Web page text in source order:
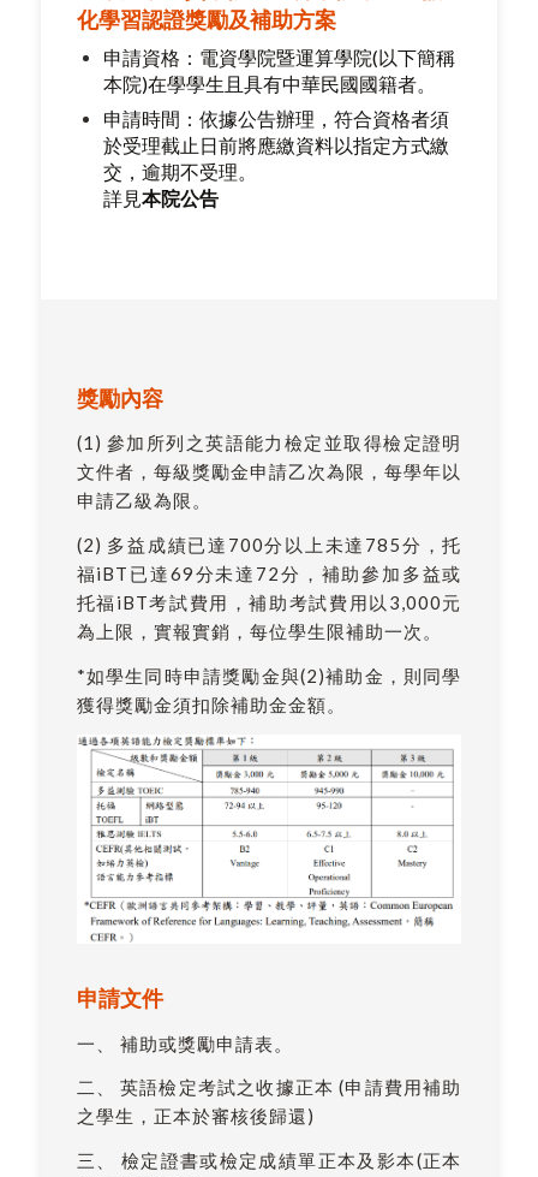
化學習認證獎勵及補助方案
申請資格：電資學院暨運算學院(以下簡稱
本院)在學學生且具有中華民國國籍者。
申請時間：依據公告辦理，符合資格者須
於受理截止日前將應繳資料以指定方式繳
交，逾期不受理。
詳見本院公告
獎勵內容
(1) 參加所列之英語能力檢定並取得檢定證明
文件者，每級獎勵金申請乙次為限，每學年以
申請乙級為限。
(2) 多益成績已達700分以上未達785分，托
福iBT已達69分未達72分，補助參加多益或
托福iBT考試費用，補助考試費用以3,000元
為上限，實報實銷，每位學生限補助一次。
*如學生同時申請獎勵金與(2)補助金，則同學
獲得獎勵金須扣除補助金金額。
申請文件
一、 補助或獎勵申請表。
二、 英語檢定考試之收據正本 (申請費用補助
之學生，正本於審核後歸還)
三、 檢定證書或檢定成績單正本及影本(正本